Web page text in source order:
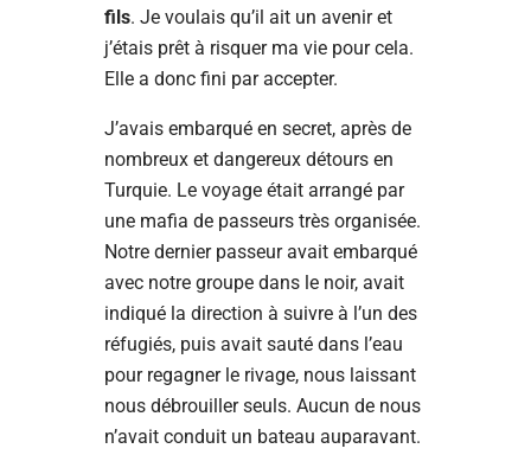
fils. Je voulais qu’il ait un avenir et
j’étais prêt à risquer ma vie pour cela.
Elle a donc fini par accepter.
J’avais embarqué en secret, après de
nombreux et dangereux détours en
Turquie. Le voyage était arrangé par
une mafia de passeurs très organisée.
Notre dernier passeur avait embarqué
avec notre groupe dans le noir, avait
indiqué la direction à suivre à l’un des
réfugiés, puis avait sauté dans l’eau
pour regagner le rivage, nous laissant
nous débrouiller seuls. Aucun de nous
n’avait conduit un bateau auparavant.